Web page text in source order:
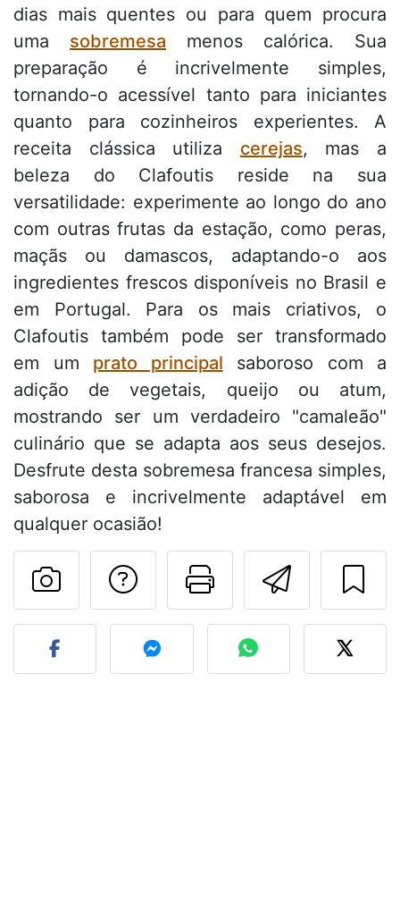
dias mais quentes ou para quem procura
uma sobremesa menos calórica. Sua
preparação é incrivelmente simples,
tornando-o acessível tanto para iniciantes
quanto para cozinheiros experientes. A
receita clássica utiliza cerejas, mas a
beleza do Clafoutis reside na sua
versatilidade: experimente ao longo do ano
com outras frutas da estação, como peras,
maçãs ou damascos, adaptando-o aos
ingredientes frescos disponíveis no Brasil e
em Portugal. Para os mais criativos, o
Clafoutis também pode ser transformado
em um prato principal saboroso com a
adição de vegetais, queijo ou atum,
mostrando ser um verdadeiro "camaleão"
culinário que se adapta aos seus desejos.
Desfrute desta sobremesa francesa simples,
saborosa e incrivelmente adaptável em
qualquer ocasião!
Imprima
Falar com o autor
Fez esta receita?